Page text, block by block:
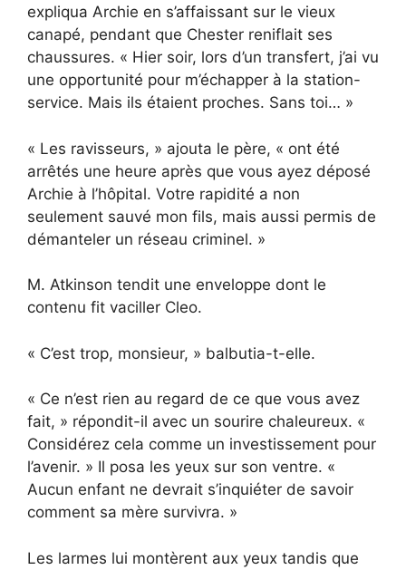
expliqua Archie en s’affaissant sur le vieux
canapé, pendant que Chester reniflait ses
chaussures. « Hier soir, lors d’un transfert, j’ai vu
une opportunité pour m’échapper à la station-
service. Mais ils étaient proches. Sans toi… »
« Les ravisseurs, » ajouta le père, « ont été
arrêtés une heure après que vous ayez déposé
Archie à l’hôpital. Votre rapidité a non
seulement sauvé mon fils, mais aussi permis de
démanteler un réseau criminel. »
M. Atkinson tendit une enveloppe dont le
contenu fit vaciller Cleo.
« C’est trop, monsieur, » balbutia-t-elle.
« Ce n’est rien au regard de ce que vous avez
fait, » répondit-il avec un sourire chaleureux. «
Considérez cela comme un investissement pour
l’avenir. » Il posa les yeux sur son ventre. «
Aucun enfant ne devrait s’inquiéter de savoir
comment sa mère survivra. »
Les larmes lui montèrent aux yeux tandis que